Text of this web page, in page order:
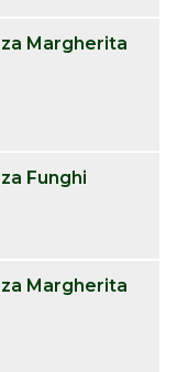
Margherita
Funghi
Margherita